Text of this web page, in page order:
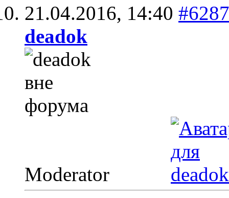
21.04.2016, 14:40 #6287
deadok
Moderator